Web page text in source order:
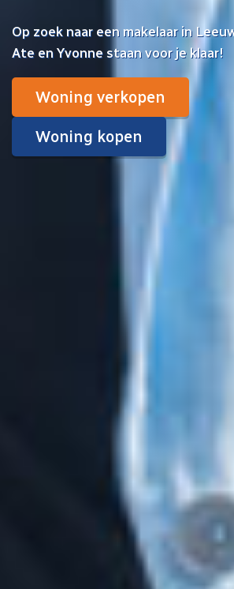
Op zoek naar een makelaar in
Ate en Yvonne staan voor je klaar!
Woning verkopen
Woning kopen